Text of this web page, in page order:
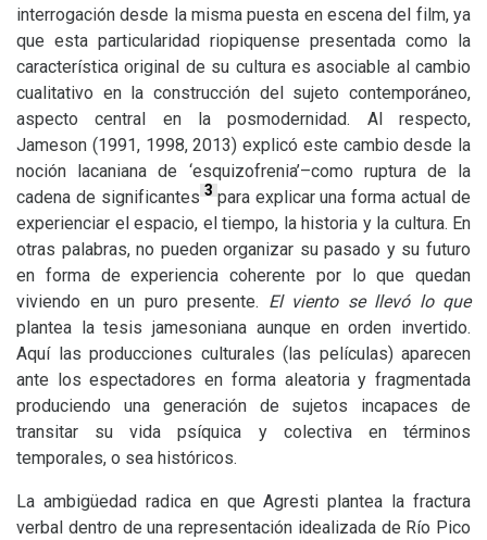
interrogación desde la misma puesta en escena del film, ya
que esta particularidad riopiquense presentada como la
característica original de su cultura es asociable al cambio
cualitativo en la construcción del sujeto contemporáneo,
aspecto central en la posmodernidad. Al respecto,
Jameson (1991, 1998, 2013) explicó este cambio desde la
noción lacaniana de ‘esquizofrenia’–como ruptura de la
cadena de significantes 3 para explicar una forma actual de
experienciar el espacio, el tiempo, la historia y la cultura. En
otras palabras, no pueden organizar su pasado y su futuro
en forma de experiencia coherente por lo que quedan
viviendo en un puro presente. El viento se llevó lo que
plantea la tesis jamesoniana aunque en orden invertido.
Aquí las producciones culturales (las películas) aparecen
ante los espectadores en forma aleatoria y fragmentada
produciendo una generación de sujetos incapaces de
transitar su vida psíquica y colectiva en términos
temporales, o sea históricos.
La ambigüedad radica en que Agresti plantea la fractura
verbal dentro de una representación idealizada de Río Pico